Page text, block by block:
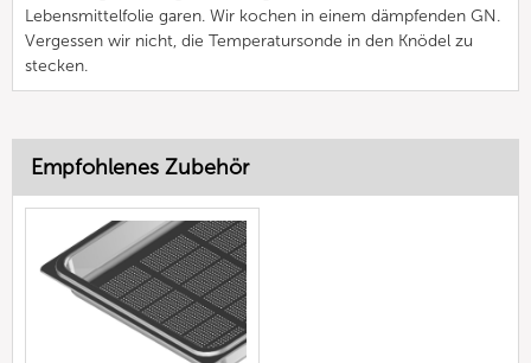
Lebensmittelfolie garen. Wir kochen in einem dämpfenden GN.
Vergessen wir nicht, die Temperatursonde in den Knödel zu
stecken.
Empfohlenes Zubehör